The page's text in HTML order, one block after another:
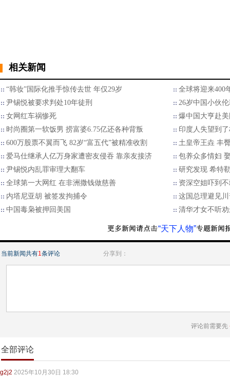
相关新闻
“韩妆”国际化推手惊传去世 年仅29岁
全球将迎来400
尹锡悦被要求判处10年徒刑
26岁中国小伙
女网红车祸惨死
爆中国大亨赴
时尚圈第一软饭男 捞富婆6.75亿还各种背叛
印度人失望到
600万股票不翼而飞 82岁“富五代”被精准收割
土皇帝王垚 丰
爱马仕继承人亿万身家遭密友侵吞 靠亲友接济
包养众多情妇
尹锡悦内乱罪审理大翻车
研究发现 希特
全球第一大网红 在非洲撒钱做慈善
资深空姐吓到
内塔尼亚胡 被签发拘捕令
这国总理避见
中国毒枭被押回美国
清华才女不听
“天下人物”
当前新闻共有1条评论 分享到：
评论前需要先
全部评论
g2j2 2025年10月30日 18:30